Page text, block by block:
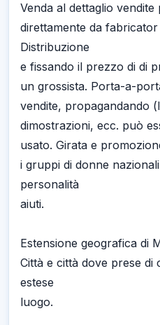
Venda al dettaglio
direttamente da
Distribuzione
e fissando il prezzo di di
un grossista. Porta-a-
vendite, propagandando
dimostrazioni, ecc. può
usato. Girata e
i gruppi di donne
personalità
aiuti.
Estensione geografica di
Città e città dove prese
estese
luogo.